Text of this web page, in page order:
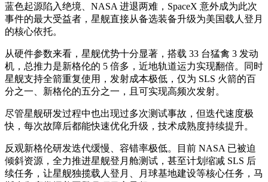
蓝色起源陷入绝境、NASA 进退两难，SpaceX 意外成为此次
事件的最大受益者，星舰直接从备选装备升级为美国载人登月
的核心依托。
从硬件参数来看，星舰优势十分显著，搭载 33 台猛禽 3 发动
机，总推力是新格伦的 5 倍多，近地轨道运力实现翻倍。同时
星舰支持全箭重复使用，发射成本极低，仅为 SLS 火箭的百
分之一、新格伦的五分之一，且可实现高频次发射。
尽管星舰研发过程中也出现过多次测试事故，但迭代速度极
快，每次故障后都能快速优化升级，技术成熟度持续提升。
反观新格伦研发迭代缓慢、容错率极低。目前 NASA 已被迫
倾斜资源，全力推进星舰登月舱测试，甚至计划缩减 SLS 后
续任务，让星舰独揽载人登月、月球基地建设等核心任务，马